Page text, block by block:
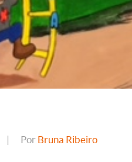
Por Bruna Ribeiro